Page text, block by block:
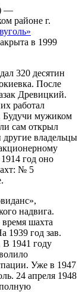
—
районе г.
в 1999
320 десятин
После
Древицкий.
работал
Будучи мужиком
сам открыл
владельцы
год оно
№ 5
надвига.
шахта
1939 год зав.
1941 году
Уже в 1947
24 апреля 1948
полную